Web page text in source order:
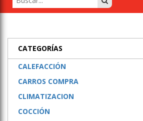
CATEGORÍAS
CALEFACCIÓN
CARROS COMPRA
CLIMATIZACION
COCCIÓN